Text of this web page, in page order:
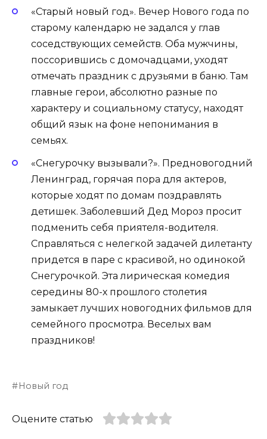
«Старый новый год». Вечер Нового года по
старому календарю не задался у глав
соседствующих семейств. Оба мужчины,
поссорившись с домочадцами, уходят
отмечать праздник с друзьями в баню. Там
главные герои, абсолютно разные по
характеру и социальному статусу, находят
общий язык на фоне непонимания в
семьях.
«Снегурочку вызывали?». Предновогодний
Ленинград, горячая пора для актеров,
которые ходят по домам поздравлять
детишек. Заболевший Дед Мороз просит
подменить себя приятеля-водителя.
Справляться с нелегкой задачей дилетанту
придется в паре с красивой, но одинокой
Снегурочкой. Эта лирическая комедия
середины 80-х прошлого столетия
замыкает лучших новогодних фильмов для
семейного просмотра. Веселых вам
праздников!
Новый год
Оцените статью